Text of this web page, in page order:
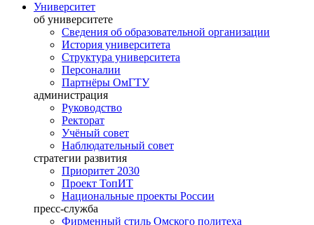
Университет
об университете
Сведения об образовательной организации
История университета
Структура университета
Персоналии
Партнёры ОмГТУ
администрация
Руководство
Ректорат
Учёный совет
Наблюдательный совет
стратегии развития
Приоритет 2030
Проект ТопИТ
Национальные проекты России
пресс-служба
Фирменный стиль Омского политеха